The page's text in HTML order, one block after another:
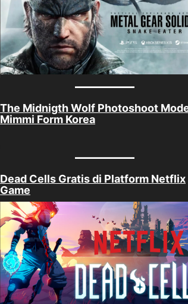
The Midnigth Wolf Photoshoot
Mimmi Form Korea
Dead Cells Gratis di Platform Netflix
Game